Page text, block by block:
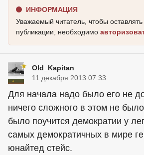
ИНФОРМАЦИЯ
Уважаемый читатель, чтобы
публикации, необходимо
Old_Kapitan
11 декабря 2013 07:33
Для начала надо было его не
ничего сложного в этом не
было поучится демократии у
самых демократичных в мире
юнайтед стейс.